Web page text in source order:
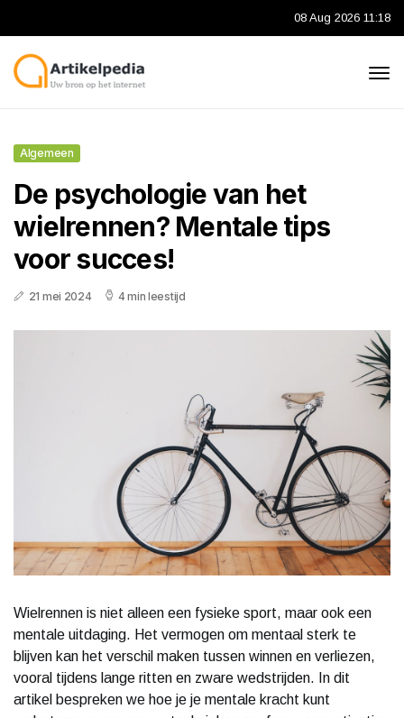
08 Aug 2026 11:18
Algemeen
De psychologie van het
wielrennen? Mentale tips
voor succes!
21 mei 2024 4 min leestijd
Wielrennen is niet alleen een fysieke sport, maar ook een
mentale uitdaging. Het vermogen om mentaal sterk te
blijven kan het verschil maken tussen winnen en verliezen,
vooral tijdens lange ritten en zware wedstrijden. In dit
artikel bespreken we hoe je je mentale kracht kunt